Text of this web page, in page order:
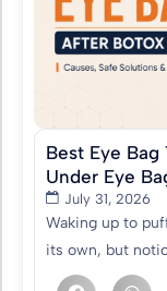
Best Eye
Under Eye
July 31, 2026
Waking up to
its own, but